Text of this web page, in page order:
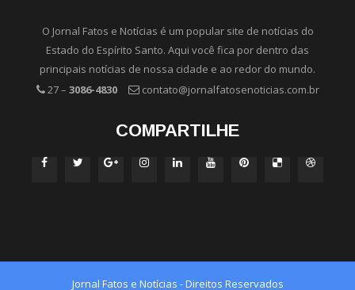
O Jornal Fatos e Notícias é um popular site de notícias do
Estado do Espírito Santo. Aqui você fica por dentro das
principais notícias de nossa cidade e ao redor do mundo.
27 – 3086-4830 contato@jornalfatosenoticias.com.br
COMPARTILHE
Jornal Fatos e Notícias - Direitos Reservados